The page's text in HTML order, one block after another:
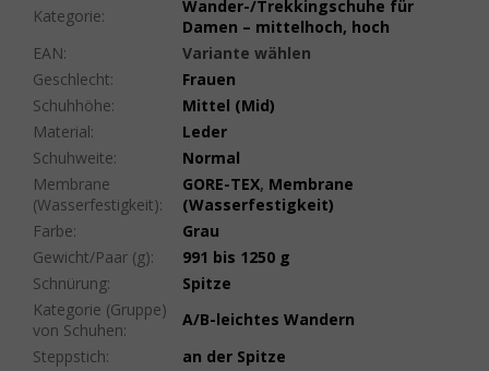
Kategorie:
Wander-/Trekkingschuhe für
Damen – mittelhoch, hoch
EAN:
Variante wählen
Geschlecht:
Frauen
Schuhhöhe:
Mittel (Mid)
Material:
Leder
Schuhweite:
Normal
Membrane
(Wasserfestigkeit):
GORE-TEX, Membrane
(Wasserfestigkeit)
Farbe:
Grau
Gewicht/Paar (g):
991 bis 1250 g
Schnürung:
Spitze
Kategorie (Gruppe)
von Schuhen:
A/B-leichtes Wandern
Steppstich:
an der Spitze